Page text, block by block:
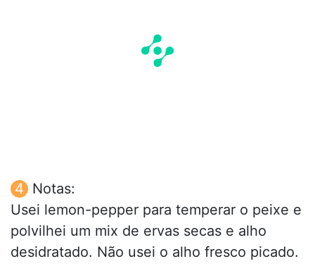
Notas:
Usei lemon-pepper para temperar o peixe e
polvilhei um mix de ervas secas e alho
desidratado. Não usei o alho fresco picado.